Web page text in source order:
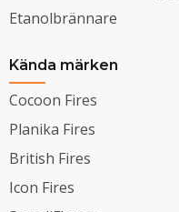
Etanolbrännare
Kända märken
Cocoon Fires
Planika Fires
British Fires
Icon Fires